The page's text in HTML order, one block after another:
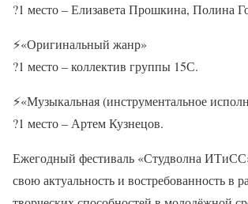
?1 место – Елизавета Прошкина, Полина
⚡«Оригинальный жанр»
?1 место – коллектив группы 15С.
⚡«Музыкальная (инструментальное
?1 место – Артем Кузнецов.
Ежегодный фестиваль «Студволна
свою актуальность и востребованность в